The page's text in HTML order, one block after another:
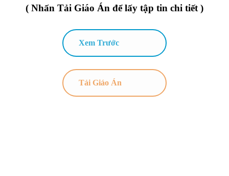
( Nhấn Tải Giáo Án để lấy tập tin chi tiết )
Xem Trước
Tải Giáo Án